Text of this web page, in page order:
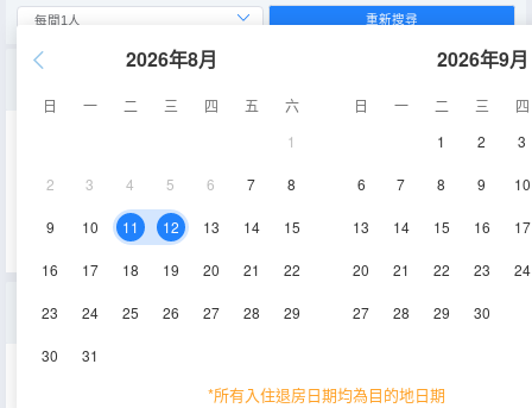
2026年8月
日 一 二 三 四 五
六
1
2 3 4 5 6 7 8
9 10 11 12 13 14 15
16 17 18 19 20 21 22
23 24 25 26 27 28 29
30 31
2026年9月
日 一 二 三
四
1
2 3
6 7 8 9 10
13 14 15 16 17
20 21 22 23 24
27 28 29 30
*所有入住退房日期均為目的地日期
重新搜尋
空調
40㎡ 空調